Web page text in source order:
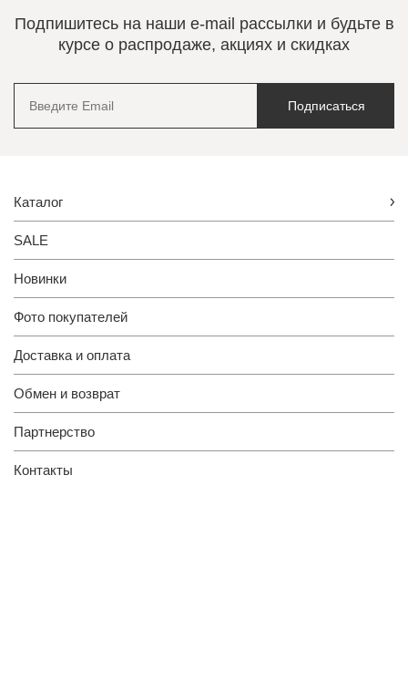
Подпишитесь на наши e-mail рассылки и будьте в
курсе о распродаже, акциях и скидках
Подписаться
Каталог
SALE
Новинки
Фото покупателей
Доставка и оплата
Обмен и возврат
Партнерство
Контакты